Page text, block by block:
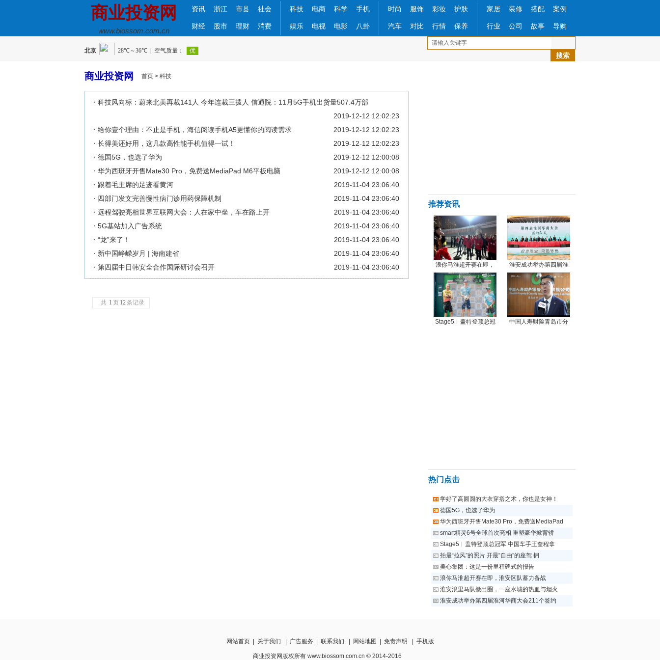
商业投资网
www.biossom.com.cn
资讯 浙江 市县 社会
财经 股市 理财 消费
科技 电商 科学 手机
娱乐 电视 电影 八卦
时尚 服饰 彩妆 护肤
汽车 对比 行情 保养
家居 装修 搭配 案例
行业 公司 故事 导购
商业投资网 首页 > 科技
科技风向标：蔚来北美再裁141人 今年连裁三拨人 信通院：11月5G手机出货量507.4万部
2019-12-12 12:02:23
给你壹个理由：不止是手机，海信阅读手机A5更懂你的阅读需求
2019-12-12 12:02:23
长得美还好用，这几款高性能手机值得一试！
2019-12-12 12:02:23
德国5G，也选了华为
2019-12-12 12:00:08
华为西班牙开售Mate30 Pro，免费送MediaPad M6平板电脑
2019-12-12 12:00:08
跟着毛主席的足迹看黄河
2019-11-04 23:06:40
四部门发文完善慢性病门诊用药保障机制
2019-11-04 23:06:40
远程驾驶亮相世界互联网大会：人在家中坐，车在路上开
2019-11-04 23:06:40
5G基站加入广告系统
2019-11-04 23:06:40
“龙”来了！
2019-11-04 23:06:40
新中国峥嵘岁月 | 海南建省
2019-11-04 23:06:40
第四届中日韩安全合作国际研讨会召开
2019-11-04 23:06:40
共 1 页 12条记录
推荐资讯
浪你马淮超开赛在即， 淮安成功举办第四届淮
Stage5︱盖特登顶总冠 中国人寿财险青岛市分
热门点击
学好了高圆圆的大衣穿搭之术，你也是女神！
德国5G，也选了华为
华为西班牙开售Mate30 Pro，免费送MediaPad
smart精灵6号全球首次亮相 重塑豪华掀背轿
Stage5︱盖特登顶总冠军 中国车手王奎程拿
拍最“拉风”的照片 开最“自由”的座驾 拥
美心集团：这是一份里程碑式的报告
浪你马淮超开赛在即，淮安区队蓄力备战
淮安浪里马队徽出圈，一座水城的热血与烟火
淮安成功举办第四届淮河华商大会211个签约
网站首页| 关于我们 广告服务 联系我们 网站地图 免责声明 手机版
商业投资网版权所有 www.biossom.com.cn © 2014-2016